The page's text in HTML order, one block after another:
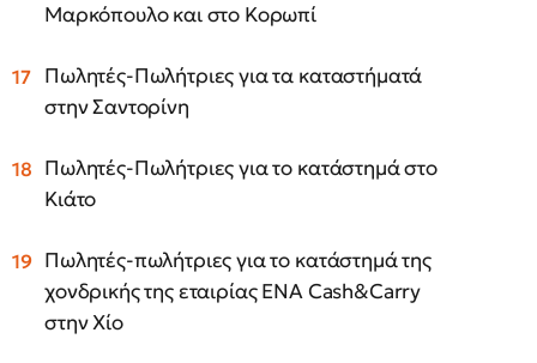
Μαρκόπουλο και στο Κορωπί
Πωλητές-Πωλήτριες για τα καταστήματά
στην Σαντορίνη
Πωλητές-Πωλήτριες για το κατάστημά στο
Κιάτο
Πωλητές-πωλήτριες για το κατάστημά της
χονδρικής της εταιρίας ΕΝΑ Cash&Carry
στην Χίο